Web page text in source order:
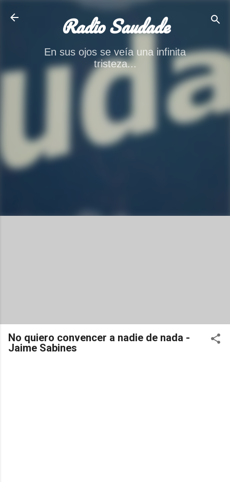
Radio Saudade
En sus ojos se veía una infinita
tristeza...
No quiero convencer a nadie de nada -
Jaime Sabines